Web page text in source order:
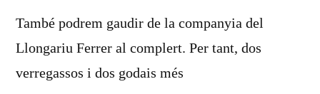
També podrem gaudir de la companyia del
Llongariu Ferrer al complert. Per tant, dos
verregassos i dos godais més